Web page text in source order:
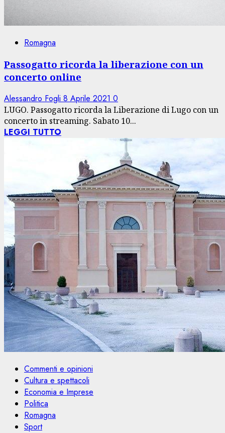
Romagna
Passogatto ricorda la liberazione con un
concerto online
Alessandro Fogli 8 Aprile 2021 0
LUGO. Passogatto ricorda la Liberazione di Lugo con un
concerto in streaming. Sabato 10...
LEGGI TUTTO
Commenti e opinioni
Cultura e spettacoli
Economia e Imprese
Politica
Romagna
Sport